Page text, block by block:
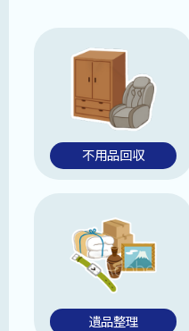
不用品回収
遺品整理